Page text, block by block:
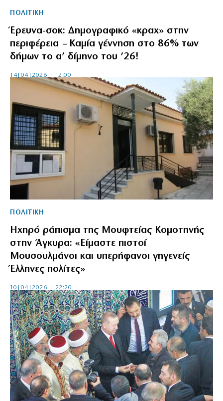
ΠΟΛΙΤΙΚΗ
Έρευνα-σοκ: Δημογραφικό «κραχ» στην
περιφέρεια – Καμία γέννηση στο 86% των
δήμων το α’ δίμηνο του ’26!
14|04|2026 | 12:00
ΠΟΛΙΤΙΚΗ
Ηχηρό ράπισμα της Μουφτείας Κομοτηνής
στην Άγκυρα: «Είμαστε πιστοί
Μουσουλμάνοι και υπερήφανοι γηγενείς
Έλληνες πολίτες»
10|04|2026 | 22:20